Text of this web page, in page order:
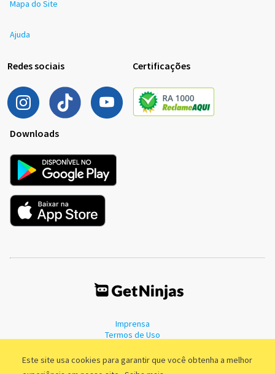
Este site usa cookies para garantir que você obtenha a melhor
Mapa do Site
Ajuda
Redes sociais Certificações
Downloads
Imprensa
Termos de Uso